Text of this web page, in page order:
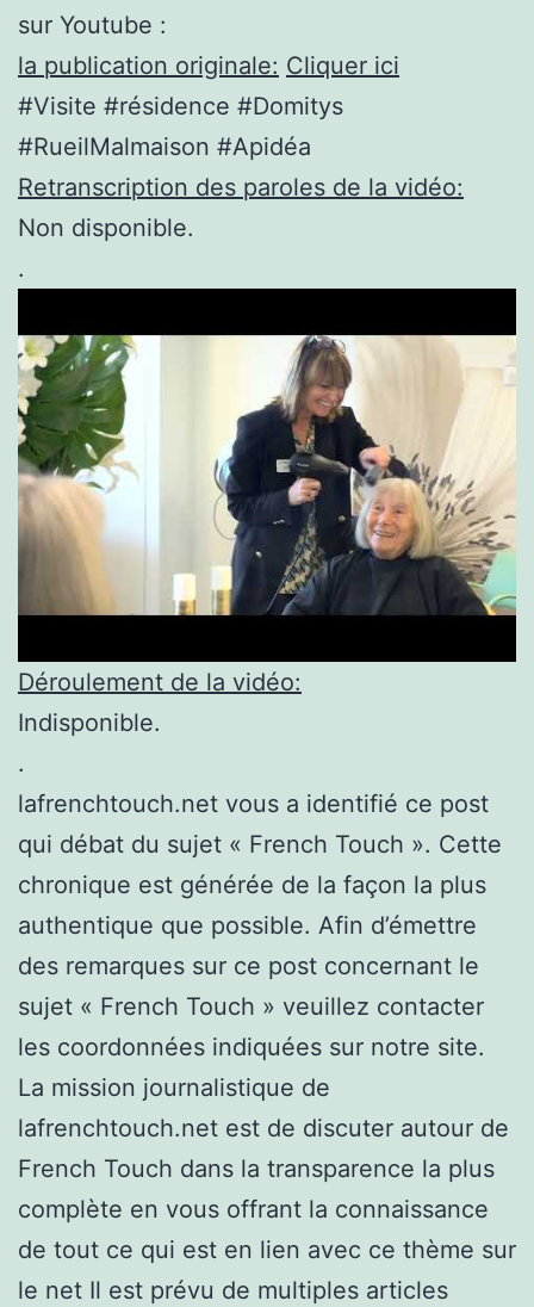
sur Youtube :
la publication originale: Cliquer ici
#Visite #résidence #Domitys
#RueilMalmaison #Apidéa
Retranscription des paroles de la vidéo:
Non disponible.
.
Déroulement de la vidéo:
Indisponible.
.
lafrenchtouch.net vous a identifié ce post
qui débat du sujet « French Touch ». Cette
chronique est générée de la façon la plus
authentique que possible. Afin d’émettre
des remarques sur ce post concernant le
sujet « French Touch » veuillez contacter
les coordonnées indiquées sur notre site.
La mission journalistique de
lafrenchtouch.net est de discuter autour de
French Touch dans la transparence la plus
complète en vous offrant la connaissance
de tout ce qui est en lien avec ce thème sur
le net Il est prévu de multiples articles